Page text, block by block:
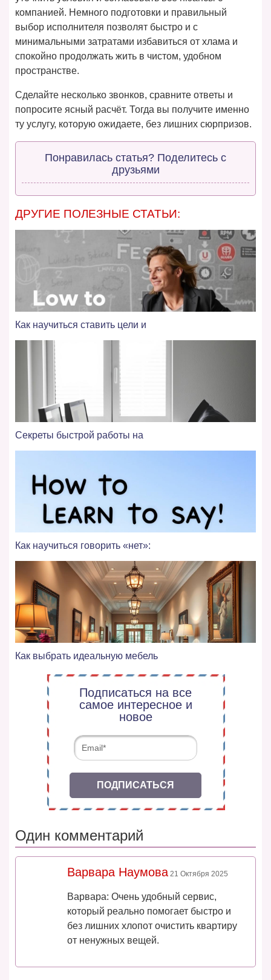
компанией. Немного подготовки и правильный
выбор исполнителя позволят быстро и с
минимальными затратами избавиться от хлама и
спокойно продолжать жить в чистом, удобном
пространстве.
Сделайте несколько звонков, сравните ответы и
попросите ясный расчёт. Тогда вы получите именно
ту услугу, которую ожидаете, без лишних сюрпризов.
Понравилась статья? Поделитесь с
друзьями
ДРУГИЕ ПОЛЕЗНЫЕ СТАТЬИ:
Как научиться ставить цели и
Секреты быстрой работы на
Как научиться говорить «нет»:
Как выбрать идеальную мебель
Подписаться на все
самое интересное и
новое
ПОДПИСАТЬСЯ
Один комментарий
Варвара Наумова21 Октября 2025
Варвара: Очень удобный сервис,
который реально помогает быстро и
без лишних хлопот очистить квартиру
от ненужных вещей.